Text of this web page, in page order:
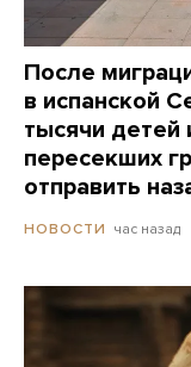
После
в испанской
тысячи детей
пересекших
отправить
НОВОСТИ час назад